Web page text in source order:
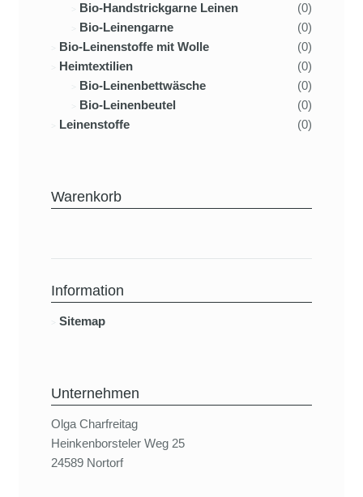
Bio-Handstrickgarne Leinen
(0)
Bio-Leinengarne
(0)
Bio-Leinenstoffe mit Wolle
(0)
Heimtextilien
(0)
Bio-Leinenbettwäsche
(0)
Bio-Leinenbeutel
(0)
Leinenstoffe
(0)
Warenkorb
Information
Sitemap
Unternehmen
Olga Charfreitag
Heinkenborsteler Weg 25
24589 Nortorf